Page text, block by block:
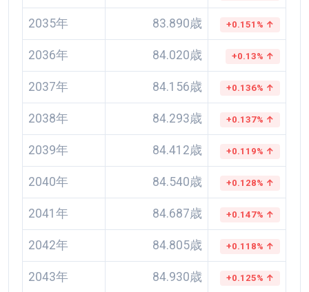
2035年 83.890歳 +0.151% ↑
2036年 84.020歳 +0.13% ↑
2037年 84.156歳 +0.136% ↑
2038年 84.293歳 +0.137% ↑
2039年 84.412歳 +0.119% ↑
2040年 84.540歳 +0.128% ↑
2041年 84.687歳 +0.147% ↑
2042年 84.805歳 +0.118% ↑
2043年 84.930歳 +0.125% ↑